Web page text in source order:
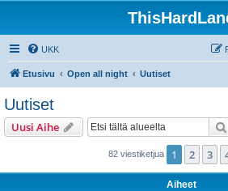
UKK
Etusivu Open all night Uutiset
Uutiset
Uusi Aihe
82 viestiketjua 1 2 3
Aiheet